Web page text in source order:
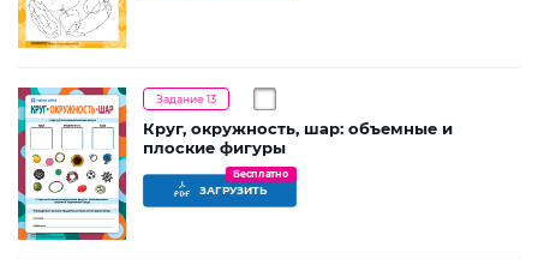
Задание 13
Круг, окружность, шар: объемные и
плоские фигуры
ЗАГРУЗИТЬ
Бесплатно